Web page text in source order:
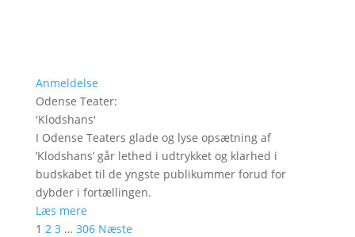
Anmeldelse
Odense Teater:
'Klodshans'
I Odense Teaters glade og lyse opsætning af
’Klodshans’ går lethed i udtrykket og klarhed i
budskabet til de yngste publikummer forud for
dybder i fortællingen.
Læs mere
1 2 3 … 306 Næste